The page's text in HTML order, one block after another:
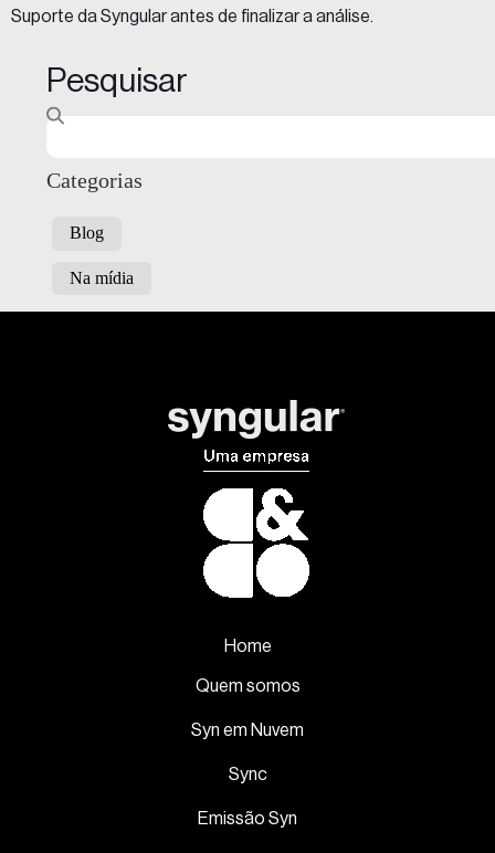
Suporte da Syngular antes de finalizar a análise.
Pesquisar
Categorias
Blog
Na mídia
Home
Quem somos
Syn em Nuvem
Sync
Emissão Syn